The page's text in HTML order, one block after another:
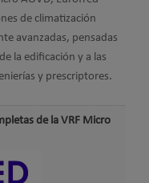
de climatización
avanzadas, pensadas
la edificación y a las
y prescriptores.
de la VRF Micro